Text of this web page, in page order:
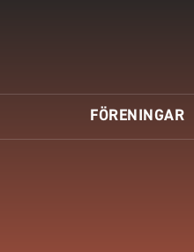
FÖRENINGAR